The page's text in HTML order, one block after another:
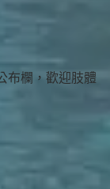
布欄，歡迎肢體